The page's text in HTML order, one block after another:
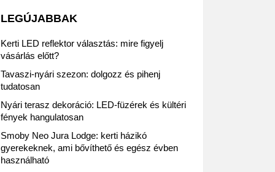
LEGÚJABBAK
Kerti LED reflektor választás: mire figyelj
vásárlás előtt?
Tavaszi-nyári szezon: dolgozz és pihenj
tudatosan
Nyári terasz dekoráció: LED-füzérek és kültéri
fények hangulatosan
Smoby Neo Jura Lodge: kerti házikó
gyerekeknek, ami bővíthető és egész évben
használható